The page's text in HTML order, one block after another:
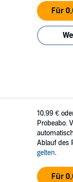
Für
10,99 €
Probeabo.
Ablauf des
gelten.
Für